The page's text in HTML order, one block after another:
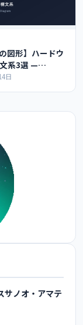
図形】ハードウ
系3選 —
・Railroad
日
サノオ・アマテ